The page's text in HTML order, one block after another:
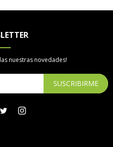
nuestras novedades!
SUSCRIBIRME
 